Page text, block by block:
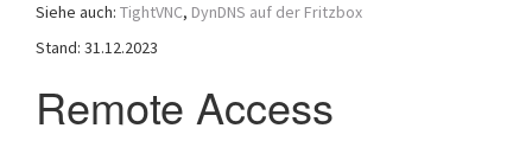
Siehe auch: TightVNC, DynDNS auf der Fritzbox
Stand: 31.12.2023
Remote Access